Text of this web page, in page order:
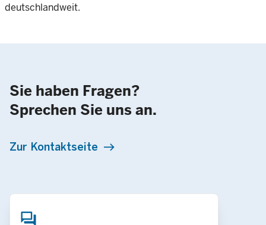
deutschlandweit.
Sie haben Fragen?
Sprechen Sie uns an.
Zur Kontaktseite